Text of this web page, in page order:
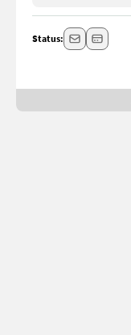
Status: